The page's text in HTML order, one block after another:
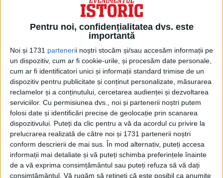
Pentru noi, confidențialitatea dvs. este
importantă
Noi și 1731 partenerii noștri stocăm și/sau accesăm informații pe
un dispozitiv, cum ar fi cookie-urile, și procesăm date personale,
cum ar fi identificatori unici și informații standard trimise de un
dispozitiv pentru publicitate și conținut personalizate, măsurarea
reclamelor și a conținutului, cercetarea audienței și dezvoltarea
serviciilor. Cu permisiunea dvs., noi și partenerii noștri putem
folosi date și identificări precise de geolocație prin scanarea
dispozitivului. Puteți da clic pentru a vă da acordul cu privire la
prelucrarea realizată de către noi și 1731 partenerii noștri
conform descrierii de mai sus. În mod alternativ, puteți accesa
informații mai detaliate și vă puteți schimba preferințele înainte
de a vă exprima consimțământul sau puteți refuza să vă dați
consimțământul. Vă rugăm să rețineți că este posibil ca anumite
IANUARIE 2024
Scurtă istorie a reciclării: de la om la planetă
Românilor de 50-55 de ani nu le este deloc străină ideea de
reciclare, și nici a...